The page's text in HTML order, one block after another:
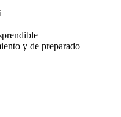
y de preparado